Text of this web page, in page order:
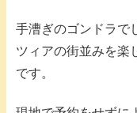
手漕ぎのゴンドラで
ツィアの街並みを楽
です。